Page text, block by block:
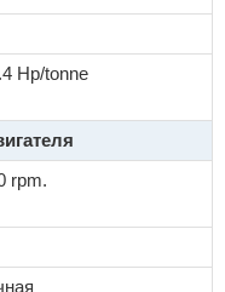
Hp/tonne
rpm.